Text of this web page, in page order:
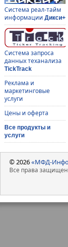
Система реал-тайм
информации Дикси+
Система запроса
данных теханализа
TickTrack
Реклама и
маркетинговые
услуги
Цены и оферта
Все продукты и
услуги
© 2026«МФД-
Все права